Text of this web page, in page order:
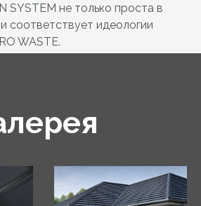
SYSTEM не только проста в
соответствует идеологии
WASTE.